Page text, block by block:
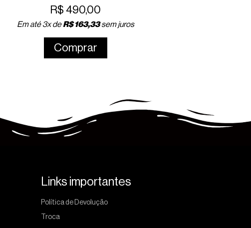
R$ 490,00
Em até 3x deR$163,33sem juros
Comprar
Links importantes
Política de Devolução
Troca